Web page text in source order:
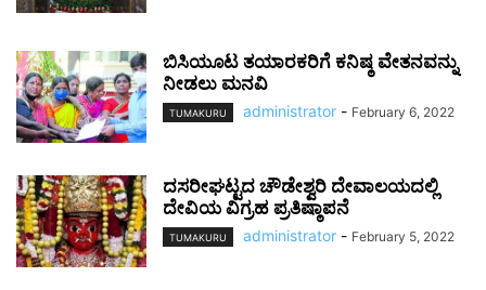
ಬಿಸಿಯೂಟ ತಯಾರಕರಿಗೆ ಕನಿಷ್ಠ ವೇತನವನ್ನು
ನೀಡಲು ಮನವಿ
TUMAKURU administrator - February 6, 2022
ದಸರೀಘಟ್ಟದ ಚೌಡೇಶ್ವರಿ ದೇವಾಲಯದಲ್ಲಿ
ದೇವಿಯ ವಿಗ್ರಹ ಪ್ರತಿಷ್ಠಾಪನೆ
TUMAKURU administrator - February 5, 2022